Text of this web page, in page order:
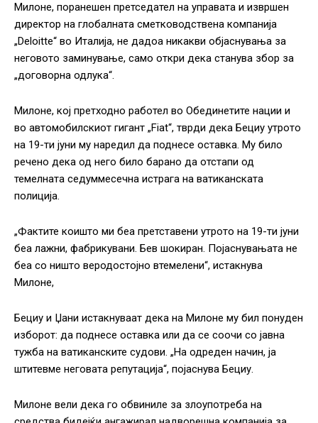
Милоне, поранешен претседател на управата и извршен
директор на глобалната сметководствена компанија
„Deloitte“ во Италија, не дадоа никакви објаснувања за
неговото заминување, само откри дека станува збор за
„договорна одлука“.
Милоне, кој претходно работел во Обединетите нации и
во автомобилскиот гигант „Fiat“, тврди дека Бециу утрото
на 19-ти јуни му наредил да поднесе оставка. Му било
речено дека од него било барано да отстапи од
темелната седуммесечна истрага на ватиканската
полиција.
„Фактите коишто ми беа претставени утрото на 19-ти јуни
беа лажни, фабрикувани. Бев шокиран. Појаснувањата не
беа со ништо веродостојно втемелени“, истакнува
Милоне,
Бециу и Џани истакнуваат дека на Милоне му бил понуден
изборот: да поднесе оставка или да се соочи со јавна
тужба на ватиканските судови. „На одреден начин, ја
штитевме неговата репутација“, појаснува Бециу.
Милоне вели дека го обвиниле за злоупотреба на